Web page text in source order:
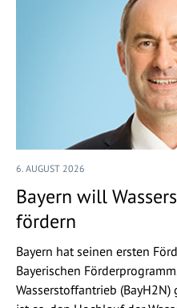
6. AUGUST 2026
Bayern will
fördern
Bayern hat seinen ersten
Bayerischen
Wasserstoffantrieb